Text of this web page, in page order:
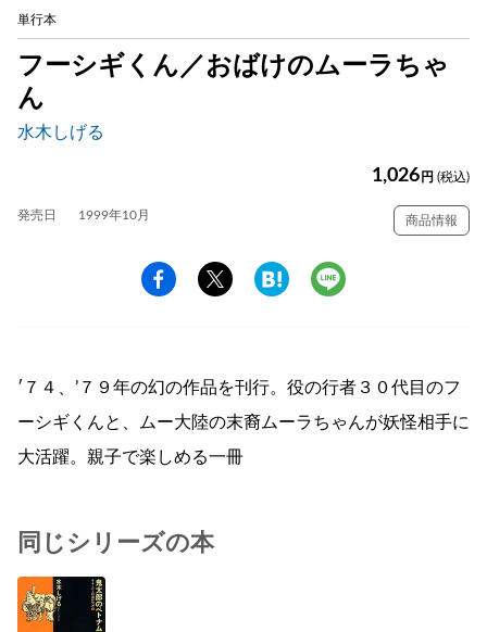
単行本
フーシギくん／おばけのムーラちゃ
ん
水木しげる
1,026 円 (税込)
発売日 1999年10月 商品情報
′７４、’７９年の幻の作品を刊行。役の行者３０代目のフ
ーシギくんと、ムー大陸の末裔ムーラちゃんが妖怪相手に
大活躍。親子で楽しめる一冊
同じシリーズの本